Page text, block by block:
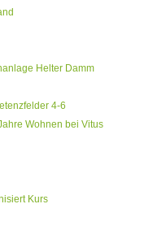
Helter Damm
4-6
Wohnen bei Vitus
Kurs